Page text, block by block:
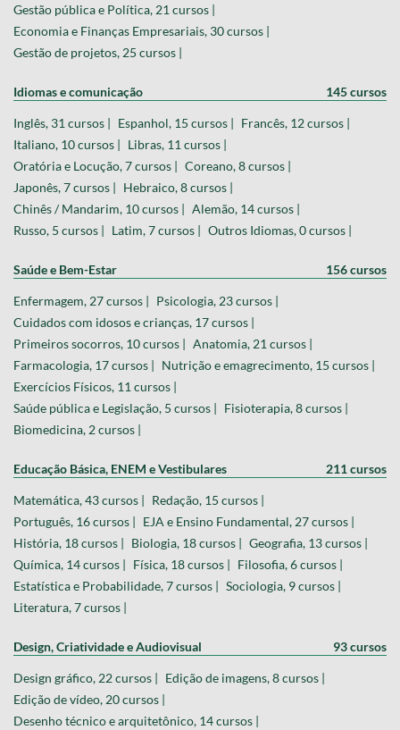
Gestão pública e Política, 21 cursos |
Economia e Finanças Empresariais, 30 cursos |
Gestão de projetos, 25 cursos |
Idiomas e comunicação 145 cursos
Inglês, 31 cursos | Espanhol, 15 cursos |
Francês, 12 cursos |
Italiano, 10 cursos |
Libras, 11 cursos |
Oratória e Locução, 7 cursos |
Coreano, 8 cursos |
Japonês, 7 cursos |
Hebraico, 8 cursos |
Chinês / Mandarim, 10 cursos |
Alemão, 14 cursos |
Russo, 5 cursos |
Latim, 7 cursos | Outros Idiomas, 0 cursos |
Saúde e Bem-Estar 156 cursos
Enfermagem, 27 cursos |
Psicologia, 23 cursos |
Cuidados com idosos e crianças, 17 cursos |
Primeiros socorros, 10 cursos |
Anatomia, 21 cursos |
Farmacologia, 17 cursos |
Nutrição e emagrecimento, 15 cursos |
Exercícios Físicos, 11 cursos |
Saúde pública e Legislação, 5 cursos |
Fisioterapia, 8 cursos |
Biomedicina, 2 cursos |
Educação Básica, ENEM e Vestibulares 211 cursos
Matemática, 43 cursos |
Redação, 15 cursos |
Português, 16 cursos |
EJA e Ensino Fundamental, 27 cursos |
História, 18 cursos |
Biologia, 18 cursos |
Geografia, 13 cursos |
Química, 14 cursos |
Física, 18 cursos |
Filosofia, 6 cursos |
Estatística e Probabilidade, 7 cursos |
Sociologia, 9 cursos |
Literatura, 7 cursos |
Design, Criatividade e Audiovisual 93 cursos
Design gráfico, 22 cursos |
Edição de imagens, 8 cursos |
Edição de vídeo, 20 cursos |
Desenho técnico e arquitetônico, 14 cursos |